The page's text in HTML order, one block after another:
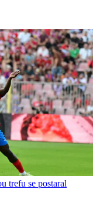
trefu se postaral